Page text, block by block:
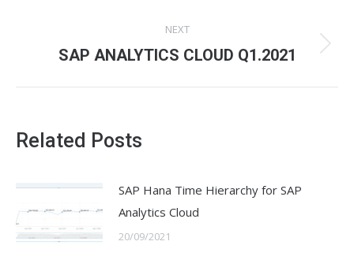
NEXT
Next
SAP ANALYTICS CLOUD Q1.2021
Related Posts
SAP Hana Time Hierarchy for SAP
Analytics Cloud
20/09/2021